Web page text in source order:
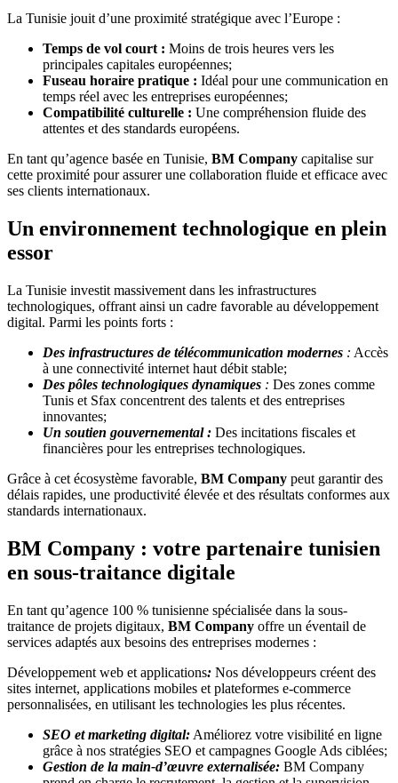
La Tunisie jouit d’une proximité stratégique avec l’Europe :
Temps de vol court : Moins de trois heures vers les
principales capitales européennes;
Fuseau horaire pratique : Idéal pour une communication en
temps réel avec les entreprises européennes;
Compatibilité culturelle : Une compréhension fluide des
attentes et des standards européens.
En tant qu’agence basée en Tunisie, BM Company capitalise sur
cette proximité pour assurer une collaboration fluide et efficace avec
ses clients internationaux.
Un environnement technologique en plein
essor
La Tunisie investit massivement dans les infrastructures
technologiques, offrant ainsi un cadre favorable au développement
digital. Parmi les points forts :
Des infrastructures de télécommunication modernes : Accès
à une connectivité internet haut débit stable;
Des pôles technologiques dynamiques : Des zones comme
Tunis et Sfax concentrent des talents et des entreprises
innovantes;
Un soutien gouvernemental : Des incitations fiscales et
financières pour les entreprises technologiques.
Grâce à cet écosystème favorable, BM Company peut garantir des
délais rapides, une productivité élevée et des résultats conformes aux
standards internationaux.
BM Company : votre partenaire tunisien
en sous-traitance digitale
En tant qu’agence 100 % tunisienne spécialisée dans la sous-
traitance de projets digitaux, BM Company offre un éventail de
services adaptés aux besoins des entreprises modernes :
Développement web et applications: Nos développeurs créent des
sites internet, applications mobiles et plateformes e-commerce
personnalisées, en utilisant les technologies les plus récentes.
SEO et marketing digital: Améliorez votre visibilité en ligne
grâce à nos stratégies SEO et campagnes Google Ads ciblées;
Gestion de la main-d’œuvre externalisée: BM Company